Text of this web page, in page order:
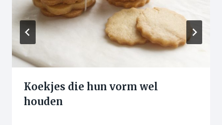
Koekjes die hun vorm wel
houden